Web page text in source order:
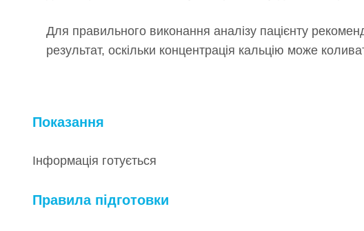
Для правильного виконання аналізу пацієнту
результат, оскільки концентрація кальцію може
Показання
Інформація готується
Правила підготовки